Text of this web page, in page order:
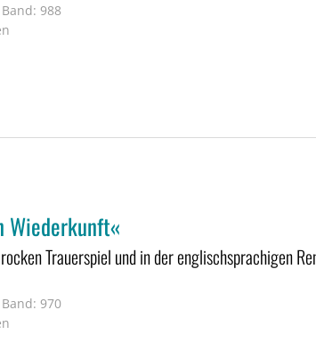
Band: 988
Wiederkunft«
Trauerspiel und in der englischsprachigen
Band: 970